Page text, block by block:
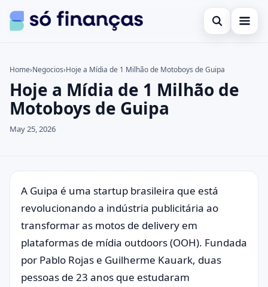
Open search
Empréstimos
Investimentos
Search the site ×
Search for:
Press Enter to search or ESC to close.
Home›Negocios›Hoje a Mídia de 1 Milhão de Motoboys de Guipa
Hoje a Mídia de 1 Milhão de
Motoboys de Guipa
May 25, 2026
A Guipa é uma startup brasileira que está
revolucionando a indústria publicitária ao
transformar as motos de delivery em
plataformas de mídia outdoors (OOH). Fundada
por Pablo Rojas e Guilherme Kauark, duas
pessoas de 23 anos que estudaram